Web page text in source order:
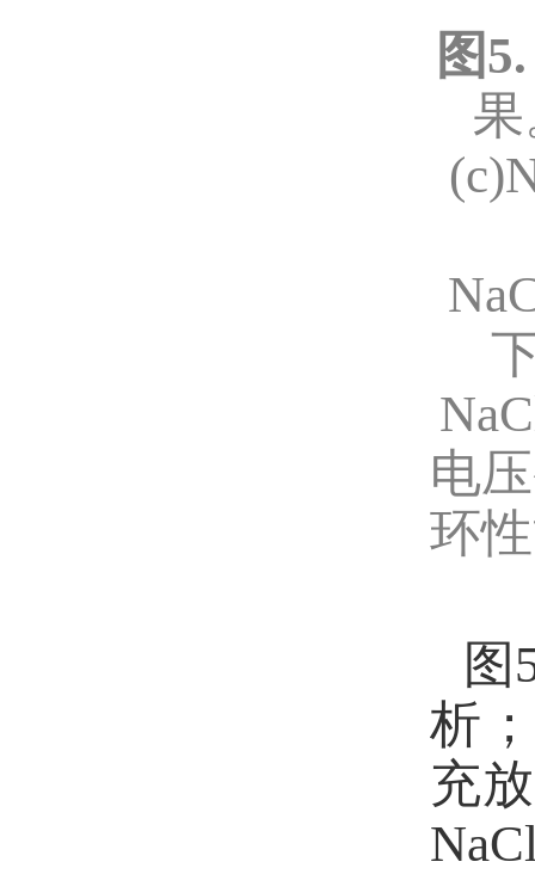
图5.
电
环
图
析；
充